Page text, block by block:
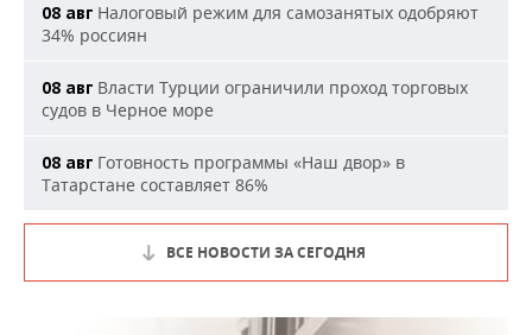
08 авг Налоговый режим для самозанятых одобряют
34% россиян
08 авг Власти Турции ограничили проход торговых
судов в Черное море
08 авг Готовность программы «Наш двор» в
Татарстане составляет 86%
ВСЕ НОВОСТИ ЗА СЕГОДНЯ